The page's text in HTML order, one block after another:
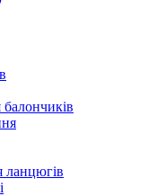
ланцюгів